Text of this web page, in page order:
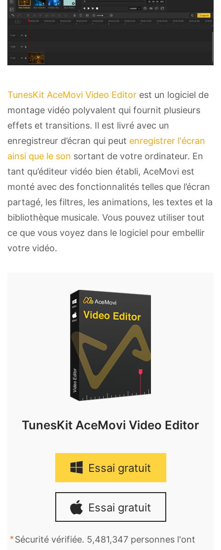
TunesKit AceMovi Video Editor est un logiciel de
montage vidéo polyvalent qui fournit plusieurs
effets et transitions. Il est livré avec un
enregistreur d’écran qui peut enregistrer l'écran
ainsi que le son sortant de votre ordinateur. En
tant qu’éditeur vidéo bien établi, AceMovi est
monté avec des fonctionnalités telles que l’écran
partagé, les filtres, les animations, les textes et la
bibliothèque musicale. Vous pouvez utiliser tout
ce que vous voyez dans le logiciel pour embellir
votre vidéo.
TunesKit AceMovi Video Editor
Essai gratuit
Essai gratuit
Sécurité vérifiée. 5,481,347 personnes l'ont